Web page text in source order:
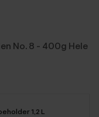
No. 8 - 400g Hele
1,2 L